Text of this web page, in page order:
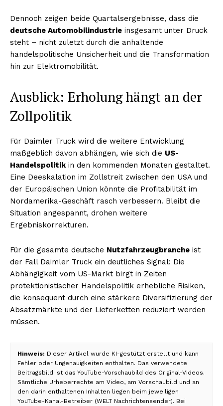
Dennoch zeigen beide Quartalsergebnisse, dass die
deutsche Automobilindustrie insgesamt unter Druck
steht – nicht zuletzt durch die anhaltende
handelspolitische Unsicherheit und die Transformation
hin zur Elektromobilität.
Ausblick: Erholung hängt an der
Zollpolitik
Für Daimler Truck wird die weitere Entwicklung
maßgeblich davon abhängen, wie sich die US-
Handelspolitikin den kommenden Monaten gestaltet.
Eine Deeskalation im Zollstreit zwischen den USA und
der Europäischen Union könnte die Profitabilität im
Nordamerika-Geschäft rasch verbessern. Bleibt die
Situation angespannt, drohen weitere
Ergebniskorrekturen.
Für die gesamte deutsche Nutzfahrzeugbranche ist
der Fall Daimler Truck ein deutliches Signal: Die
Abhängigkeit vom US-Markt birgt in Zeiten
protektionistischer Handelspolitik erhebliche Risiken,
die konsequent durch eine stärkere Diversifizierung der
Absatzmärkte und der Lieferketten reduziert werden
müssen.
Hinweis: Dieser Artikel wurde KI-gestützt erstellt und kann
Fehler oder Ungenauigkeiten enthalten. Das verwendete
Beitragsbild ist das YouTube-Vorschaubild des Original-Videos.
Sämtliche Urheberrechte am Video, am Vorschaubild und an
den darin enthaltenen Inhalten liegen beim jeweiligen
YouTube-Kanal-Betreiber (WELT Nachrichtensender). Bei